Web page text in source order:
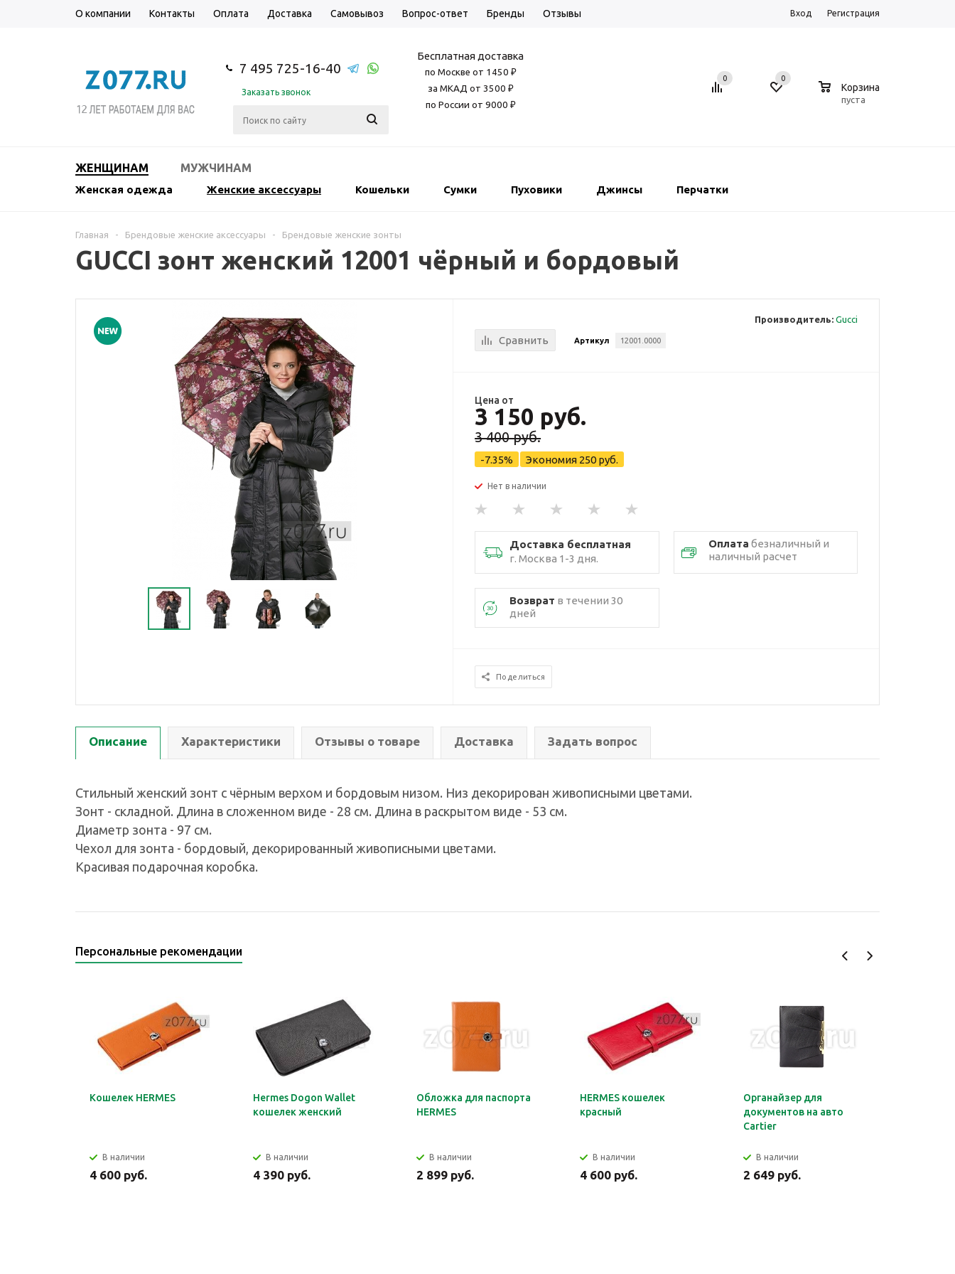
О компании Контакты Оплата Доставка Самовывоз Вопрос-ответ Бренды Отзывы Вход Регистрация
7 495 725-16-40
Заказать звонок
Бесплатная доставка
по Москве от 1450 ₽
за МКАД от 3500 ₽
по России от 9000 ₽
0 0
Корзина
пуста
ЖЕНЩИНАМ МУЖЧИНАМ
Женская одежда Женские аксессуары Кошельки Сумки Пуховики Джинсы Перчатки
Главная - Брендовые женские аксессуары - Брендовые женские зонты
GUCCI зонт женский 12001 чёрный и бордовый
Производитель: Gucci
Сравнить Артикул 12001.0000
Цена от
3 150 руб.
3 400 руб.
-7.35% Экономия 250 руб.
Нет в наличии
Доставка бесплатная
г. Москва 1-3 дня.
Оплата безналичный и
наличный расчет
Возврат в течении 30
дней
Поделиться
Описание Характеристики Отзывы о товаре Доставка Задать вопрос
Стильный женский зонт с чёрным верхом и бордовым низом. Низ декорирован живописными цветами.
Зонт - складной. Длина в сложенном виде - 28 см. Длина в раскрытом виде - 53 см.
Диаметр зонта - 97 см.
Чехол для зонта - бордовый, декорированный живописными цветами.
Красивая подарочная коробка.
Персональные рекомендации
Кошелек HERMES
В наличии
4 600 руб.
Hermes Dogon Wallet
кошелек женский
В наличии
4 390 руб.
Обложка для паспорта
HERMES
В наличии
2 899 руб.
HERMES кошелек
красный
В наличии
4 600 руб.
Органайзер для
документов на авто
Cartier
В наличии
2 649 руб.